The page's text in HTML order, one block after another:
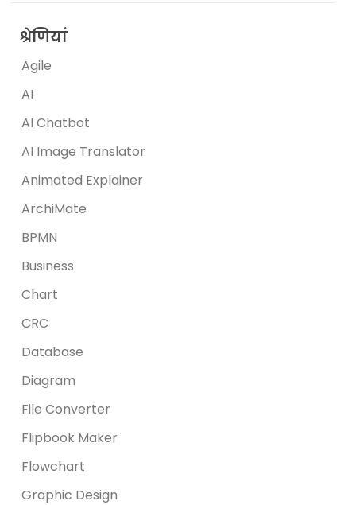
श्रेणियां
Agile
AI
AI Chatbot
AI Image Translator
Animated Explainer
ArchiMate
BPMN
Business
Chart
CRC
Database
Diagram
File Converter
Flipbook Maker
Flowchart
Graphic Design